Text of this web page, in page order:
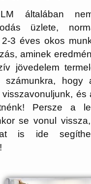
általában
üzlete,
3 éves okos
aminek
jövedelem
számunkra,
és
Persze a
se vonul
is ide